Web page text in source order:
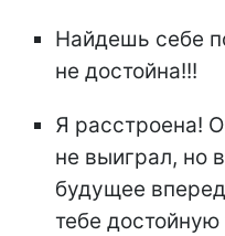
Найдешь себе
не достойна!!!
Я расстроена!
не выиграл, но
будущее
тебе